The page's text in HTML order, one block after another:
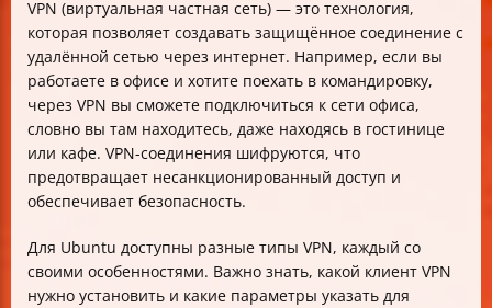
VPN (виртуальная частная сеть) — это технология,
которая позволяет создавать защищённое соединение с
удалённой сетью через интернет. Например, если вы
работаете в офисе и хотите поехать в командировку,
через VPN вы сможете подключиться к сети офиса,
словно вы там находитесь, даже находясь в гостинице
или кафе. VPN-соединения шифруются, что
предотвращает несанкционированный доступ и
обеспечивает безопасность.
Для Ubuntu доступны разные типы VPN, каждый со
своими особенностями. Важно знать, какой клиент VPN
нужно установить и какие параметры указать для